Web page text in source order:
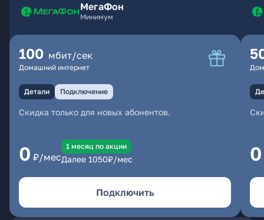
МегаФон
Минимум
100 мбит/сек
Домашний интернет
Детали Подключение
Скидка только для новых абонентов.
0 ₽/мес
1 месяц по акции
Далее 1050₽/мес
Подключить
0